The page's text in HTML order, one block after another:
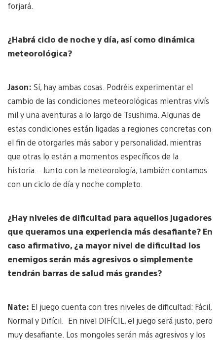
forjará.
¿Habrá ciclo de noche y día, así como dinámica
meteorológica?
Jason: Sí, hay ambas cosas. Podréis experimentar el
cambio de las condiciones meteorológicas mientras vivís
mil y una aventuras a lo largo de Tsushima. Algunas de
estas condiciones están ligadas a regiones concretas con
el fin de otorgarles más sabor y personalidad, mientras
que otras lo están a momentos específicos de la
historia. Junto con la meteorología, también contamos
con un ciclo de día y noche completo.
¿Hay niveles de dificultad para aquellos jugadores
que queramos una experiencia más desafiante? En
caso afirmativo, ¿a mayor nivel de dificultad los
enemigos serán más agresivos o simplemente
tendrán barras de salud más grandes?
Nate: El juego cuenta con tres niveles de dificultad: Fácil,
Normal y Difícil. En nivel DIFÍCIL, el juego será justo, pero
muy desafiante. Los mongoles serán más agresivos y los